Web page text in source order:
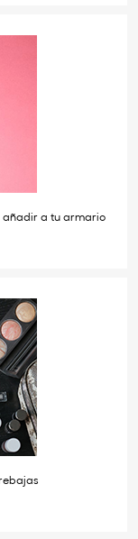
añadir a tu armario